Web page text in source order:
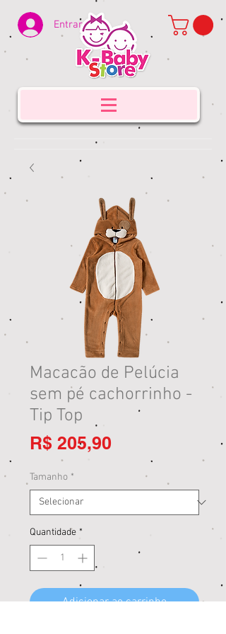
Entrar
Macacão de Pelúcia
sem pé cachorrinho -
Tip Top
R$ 205,90
Tamanho *
Quantidade *
Adicionar ao carrinho